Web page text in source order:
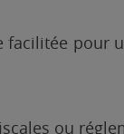
pour
ou